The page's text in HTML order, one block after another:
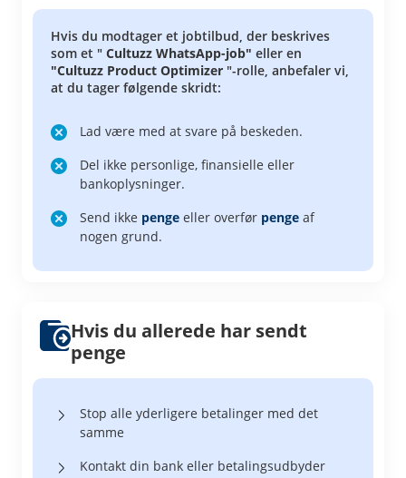
Hvis du modtager et jobtilbud, der beskrives
som et " Cultuzz WhatsApp-job" eller en
"Cultuzz Product Optimizer "-rolle, anbefaler vi,
at du tager følgende skridt:
Lad være med at svare på beskeden.
Del ikke personlige, finansielle eller
bankoplysninger.
Send ikke penge eller overfør penge af
nogen grund.
Hvis du allerede har sendt
penge
Stop alle yderligere betalinger med det
samme
Kontakt din bank eller betalingsudbyder